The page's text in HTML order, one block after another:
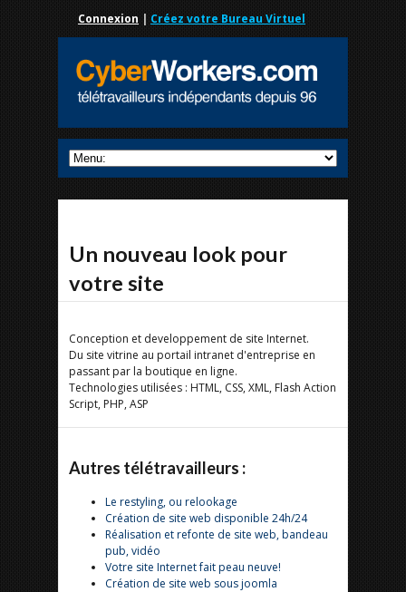
Connexion | Créez votre Bureau Virtuel
Un nouveau look pour
votre site
Conception et developpement de site Internet.
Du site vitrine au portail intranet d'entreprise en
passant par la boutique en ligne.
Technologies utilisées : HTML, CSS, XML, Flash Action
Script, PHP, ASP
Autres télétravailleurs :
Le restyling, ou relookage
Création de site web disponible 24h/24
Réalisation et refonte de site web, bandeau
pub, vidéo
Votre site Internet fait peau neuve!
Création de site web sous joomla